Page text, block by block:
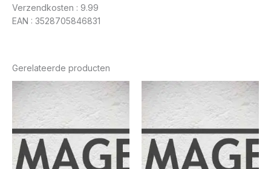
Verzendkosten : 9.99
EAN : 3528705846831
Gerelateerde producten